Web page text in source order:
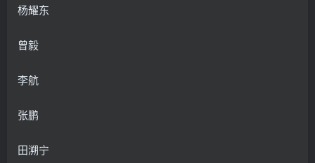
杨耀东
曾毅
李航
张鹏
田溯宁